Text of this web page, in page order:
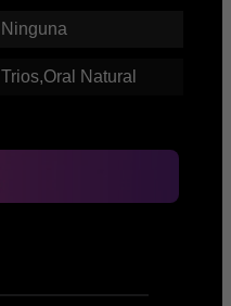
Ninguna
Trios,Oral Natural